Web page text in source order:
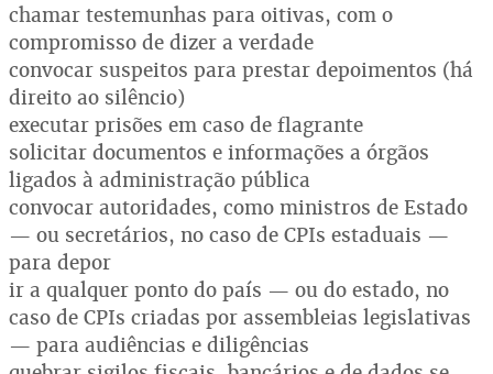
chamar testemunhas para oitivas, com o
compromisso de dizer a verdade
convocar suspeitos para prestar depoimentos (há
direito ao silêncio)
executar prisões em caso de flagrante
solicitar documentos e informações a órgãos
ligados à administração pública
convocar autoridades, como ministros de Estado
— ou secretários, no caso de CPIs estaduais —
para depor
ir a qualquer ponto do país — ou do estado, no
caso de CPIs criadas por assembleias legislativas
— para audiências e diligências